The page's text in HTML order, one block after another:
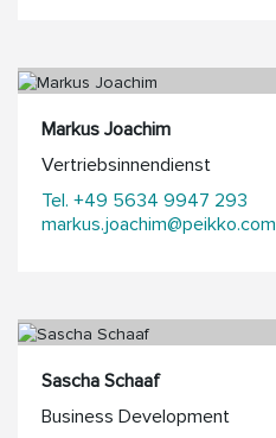
Markus Joachim
Vertriebsinnendienst
Tel. +49 5634 9947 293
markus.joachim@peikko.com
Sascha Schaaf
Business Development